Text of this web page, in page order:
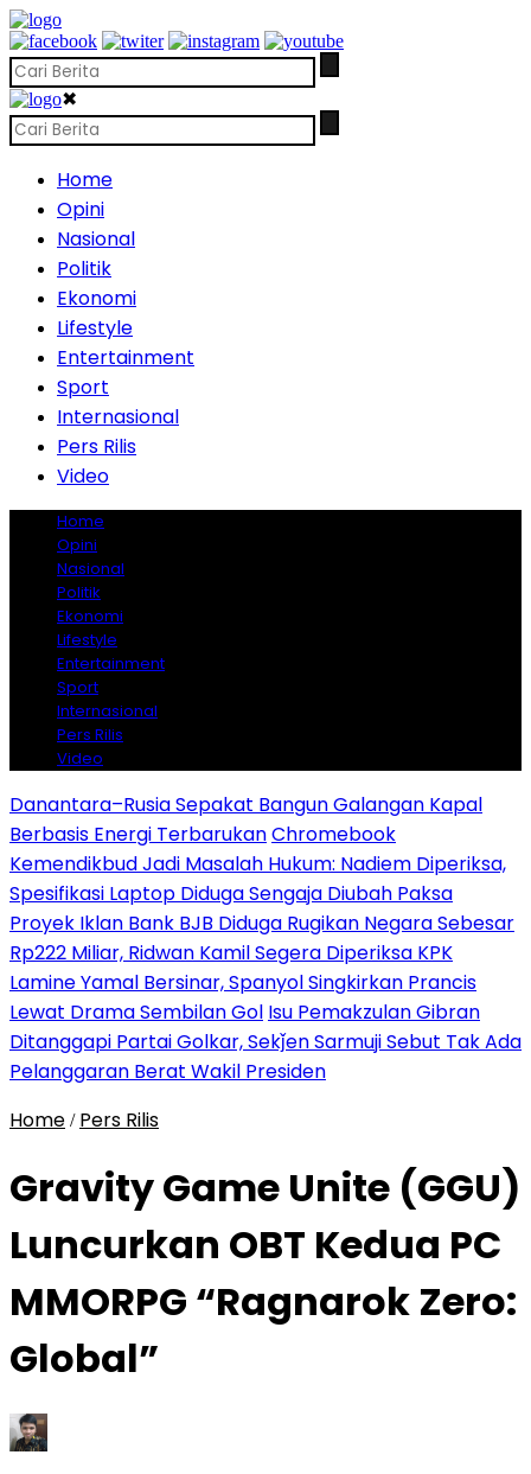
✖
Home
Opini
Nasional
Politik
Ekonomi
Lifestyle
Entertainment
Sport
Internasional
Pers Rilis
Video
Home
Opini
Nasional
Politik
Ekonomi
Lifestyle
Entertainment
Sport
Internasional
Pers Rilis
Video
Danantara–Rusia Sepakat Bangun Galangan Kapal
Berbasis Energi TerbarukanChromebook
Kemendikbud Jadi Masalah Hukum: Nadiem Diperiksa,
Spesifikasi Laptop Diduga Sengaja Diubah Paksa
Proyek Iklan Bank BJB Diduga Rugikan Negara Sebesar
Rp222 Miliar, Ridwan Kamil Segera Diperiksa KPK
Lamine Yamal Bersinar, Spanyol Singkirkan Prancis
Lewat Drama Sembilan Gol Isu Pemakzulan Gibran
Ditanggapi Partai Golkar, Sekǰen Sarmuji Sebut Tak Ada
Pelanggaran Berat Wakil Presiden
Home / Pers Rilis
Gravity Game Unite (GGU)
Luncurkan OBT Kedua PC
MMORPG “Ragnarok Zero:
Global”